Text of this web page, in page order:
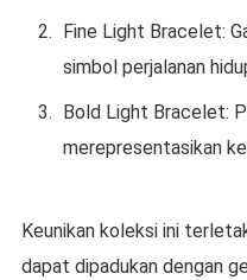
Fine Light Bracelet:
simbol perjalanan
Bold Light Bracelet:
merepresentasikan
Keunikan koleksi ini
dapat dipadukan dengan